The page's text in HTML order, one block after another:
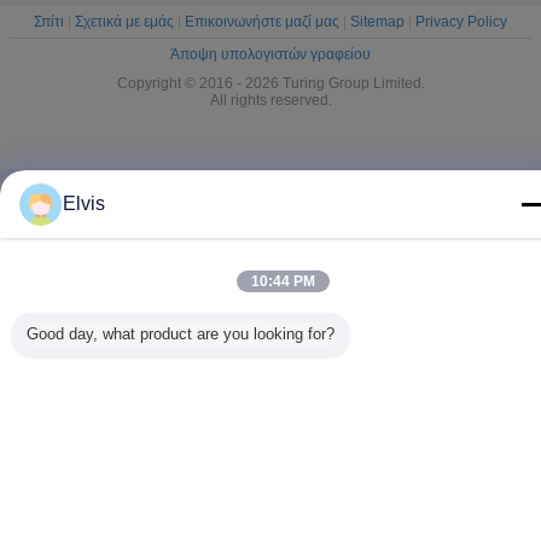
Σπίτι Σχετικά με εμάς Επικοινωνήστε μαζί μας Sitemap
Privacy Policy
Άποψη υπολογιστών γραφείου
Copyright © 2016 - 2026 Turing Group Limited.
All rights reserved.
Elvis
10:44 PM
Good day, what product are you looking for?